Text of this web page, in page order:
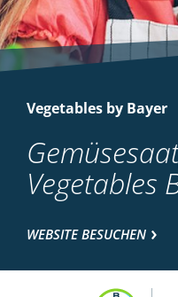
Vegetables by Bayer
Vegetables
WEBSITE BESUCHEN